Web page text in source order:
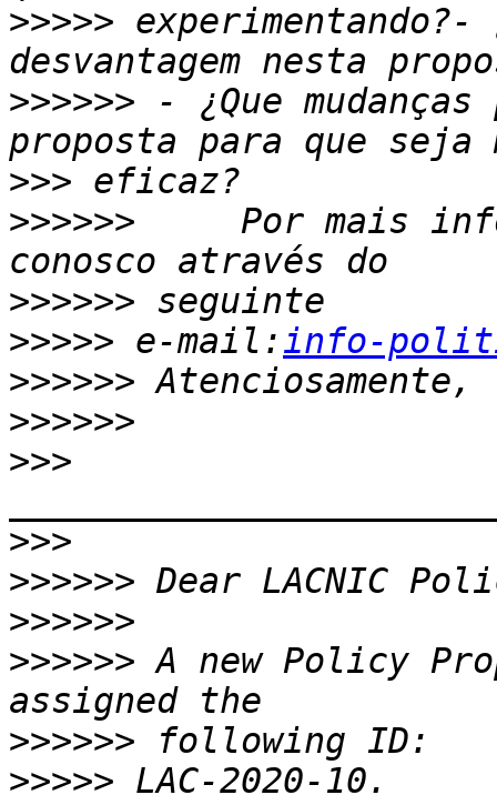
>>>>> experimentando?-
>>>>>> - ¿Que
>>>
>>>>>> Por mais
>>>>>>
>>>>> e-mail:info-
>>>>>>
>>>>>>
>>>
>>>
>>>>>>
>>>>>>
>>>>>> A new Policy
>>>>>>
>>>>>